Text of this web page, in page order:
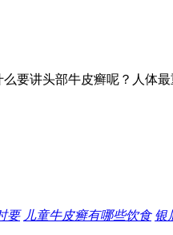
要讲头部牛皮癣呢？人体
要 儿童牛皮癣有哪些饮食 银